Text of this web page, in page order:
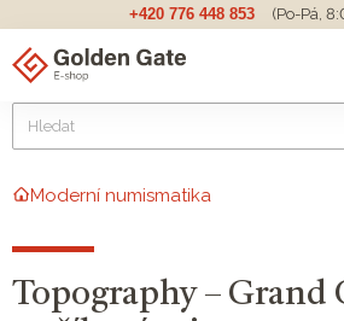
+420 776 448 853 (Po-Pá,
Moderní numismatika
Topography – Grand